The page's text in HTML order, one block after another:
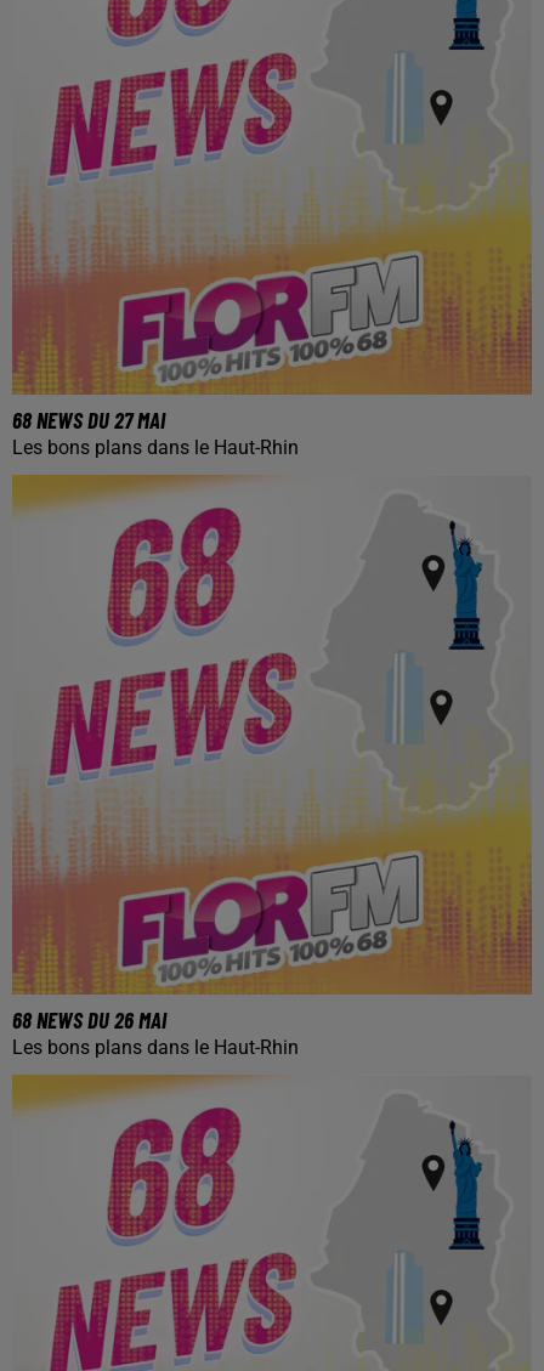
68 NEWS DU 27 MAI
Les bons plans dans le Haut-Rhin
68 NEWS DU 26 MAI
Les bons plans dans le Haut-Rhin